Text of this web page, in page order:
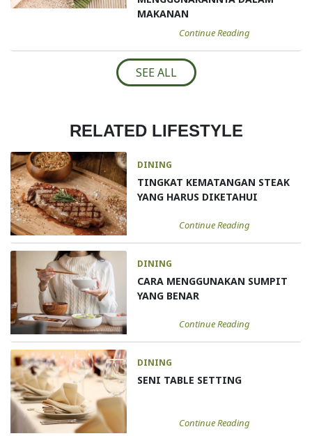
MAKANAN
Continue Reading
SEE ALL
RELATED LIFESTYLE
DINING
TINGKAT KEMATANGAN STEAK
YANG HARUS DIKETAHUI
Continue Reading
DINING
CARA MENGGUNAKAN SUMPIT
YANG BENAR
Continue Reading
DINING
SENI TABLE SETTING
Continue Reading